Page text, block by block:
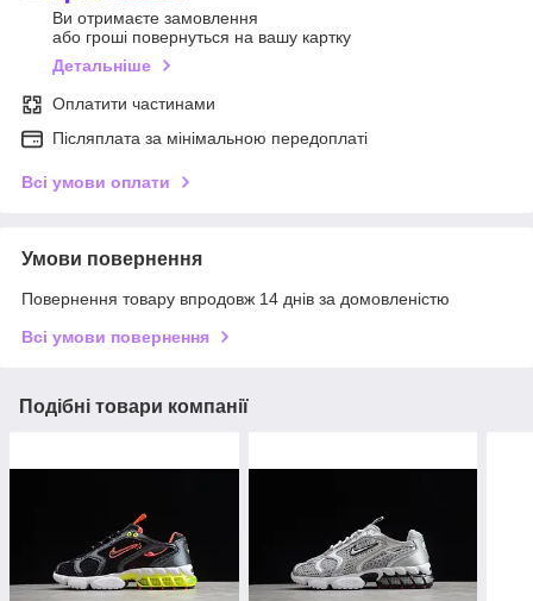
Ви отримаєте замовлення
або гроші повернуться на вашу картку
Детальніше
Оплатити частинами
Післяплата за мінімальною передоплаті
Всі умови оплати
Умови повернення
Повернення товару впродовж 14 днів за домовленістю
Всі умови повернення
Подібні товари компанії